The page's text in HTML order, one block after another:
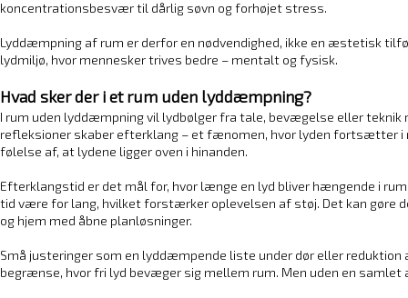
koncentrationsbesvær til dårlig søvn og forhøjet stress.
Lyddæmpning af rum er derfor en nødvendighed, ikke en æstetisk
lydmiljø, hvor mennesker trives bedre – mentalt og fysisk.
Hvad sker der i et rum uden lyddæmpning?
I rum uden lyddæmpning vil lydbølger fra tale, bevægelse eller
refleksioner skaber efterklang – et fænomen, hvor lyden fortsætter
følelse af, at lydene ligger oven i hinanden.
Efterklangstid er det mål for, hvor længe en lyd bliver hængende i
tid være for lang, hvilket forstærker oplevelsen af støj. Det kan gøre
og hjem med åbne planløsninger.
Små justeringer som en lyddæmpende liste under dør eller
begrænse, hvor fri lyd bevæger sig mellem rum. Men uden en